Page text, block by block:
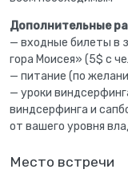
Дополнительные
— входные билеты в
гора Моисея» (5$ с
— питание (по
— уроки
виндсерфинга и
от вашего уровня
Место встречи